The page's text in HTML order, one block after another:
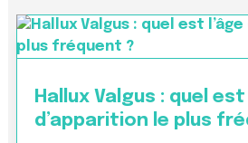
Hallux Valgus : quel est
d’apparition le plus